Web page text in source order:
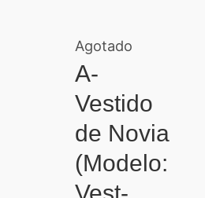
Agotado
A-
Vestido
de Novia
(Modelo: